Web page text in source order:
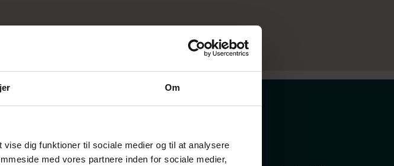
Om
dig funktioner til sociale medier og til at analysere
med vores partnere inden for sociale medier,